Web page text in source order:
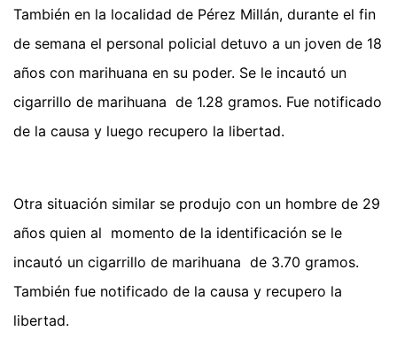
También en la localidad de Pérez Millán, durante el fin
de semana el personal policial detuvo a un joven de 18
años con marihuana en su poder. Se le incautó un
cigarrillo de marihuana de 1.28 gramos. Fue notificado
de la causa y luego recupero la libertad.
Otra situación similar se produjo con un hombre de 29
años quien al momento de la identificación se le
incautó un cigarrillo de marihuana de 3.70 gramos.
También fue notificado de la causa y recupero la
libertad.